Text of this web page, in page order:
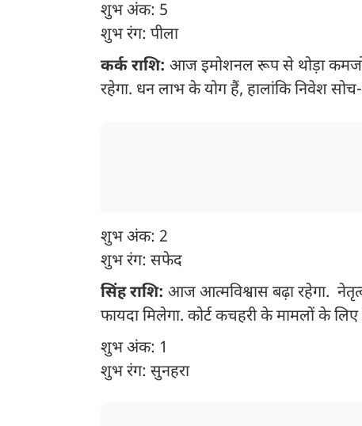
शुभ अंक: 5
शुभ रंग: पीला
कर्क राशि: आज इमोशनल रूप से थोड़ा
रहेगा. धन लाभ के योग हैं, हालांकि निवेश
शुभ अंक: 2
शुभ रंग: सफेद
सिंह राशि: आज आत्मविश्वास बढ़ा रहेगा.
फायदा मिलेगा. कोर्ट कचहरी के मामलों के लिए
शुभ अंक: 1
शुभ रंग: सुनहरा